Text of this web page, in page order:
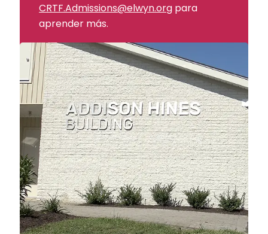
CRTF.Admissions@elwyn.org para
aprender más.